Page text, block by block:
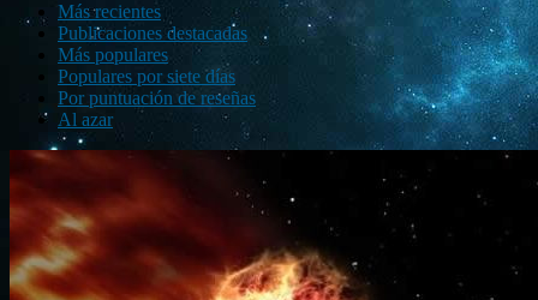
Más recientes
Publicaciones destacadas
Más populares
Populares por siete días
Por puntuación de reseñas
Al azar